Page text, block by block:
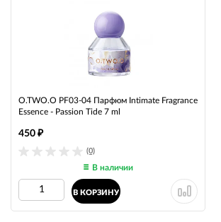
O.TWO.O PF03-04 Парфюм Intimate Fragrance
Essence - Passion Tide 7 ml
(0)
450 ₽
В наличии
В КОРЗИНУ